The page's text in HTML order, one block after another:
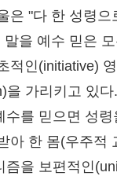
은 "다 한 성령으
을 예수 믿은
적인(initiative)
을 가리키고 있
수를 믿으면 성령
아 한 몸(우주적
즘을 보편적인